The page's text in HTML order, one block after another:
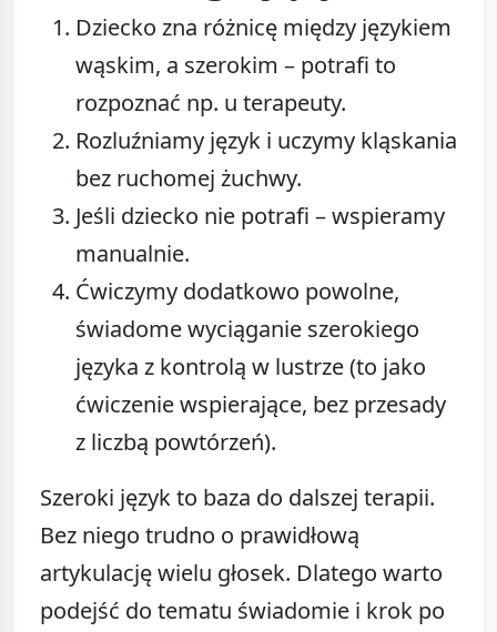
Dziecko zna różnicę między językiem
wąskim, a szerokim – potrafi to
rozpoznać np. u terapeuty.
Rozluźniamy język i uczymy kląskania
bez ruchomej żuchwy.
Jeśli dziecko nie potrafi – wspieramy
manualnie.
Ćwiczymy dodatkowo powolne,
świadome wyciąganie szerokiego
języka z kontrolą w lustrze (to jako
ćwiczenie wspierające, bez przesady
z liczbą powtórzeń).
Szeroki język to baza do dalszej terapii.
Bez niego trudno o prawidłową
artykulację wielu głosek. Dlatego warto
podejść do tematu świadomie i krok po